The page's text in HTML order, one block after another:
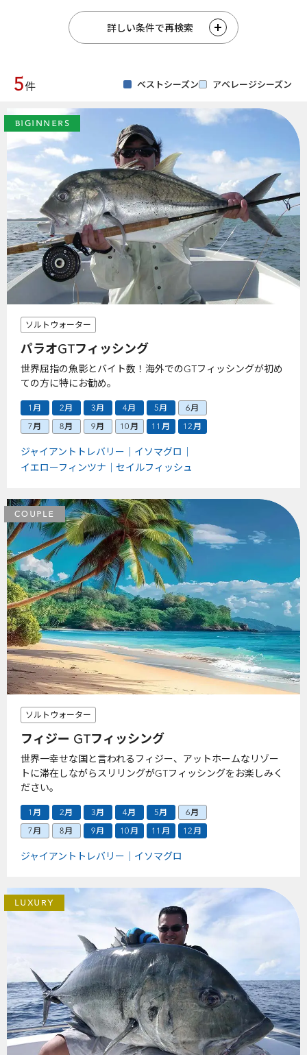
詳しい条件で再検索
5件 ベストシーズン アベレージシーズン
BIGINNERS
ソルトウォーター
パラオGTフィッシング
世界屈指の魚影とバイト数！海外でのGTフィッシングが初め
ての方に特にお勧め。
1月 2月 3月 4月 5月
6月
7月
8月 9月 10月 11月 12月
ジャイアントトレバリー
イソマグロ
イエローフィンツナ
セイルフィッシュ
COUPLE
ソルトウォーター
フィジー GTフィッシング
世界一幸せな国と言われるフィジー、アットホームなリゾー
トに滞在しながらスリリングがGTフィッシングをお楽しみく
ださい。
1月 2月 3月 4月 5月
6月
7月
8月 9月 10月 11月 12月
ジャイアントトレバリー イソマグロ
LUXURY